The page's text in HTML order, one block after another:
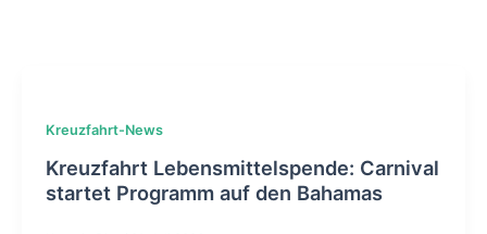
Kreuzfahrt-News
Kreuzfahrt Lebensmittelspende: Carnival
startet Programm auf den Bahamas